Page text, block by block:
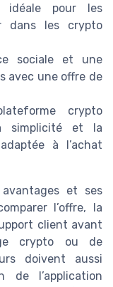
idéale pour les
dans les crypto
sociale et une
avec une offre de
crypto
simplicité et la
à l’achat
et ses
l’offre, la
client avant
crypto ou de
doivent aussi
de l’application